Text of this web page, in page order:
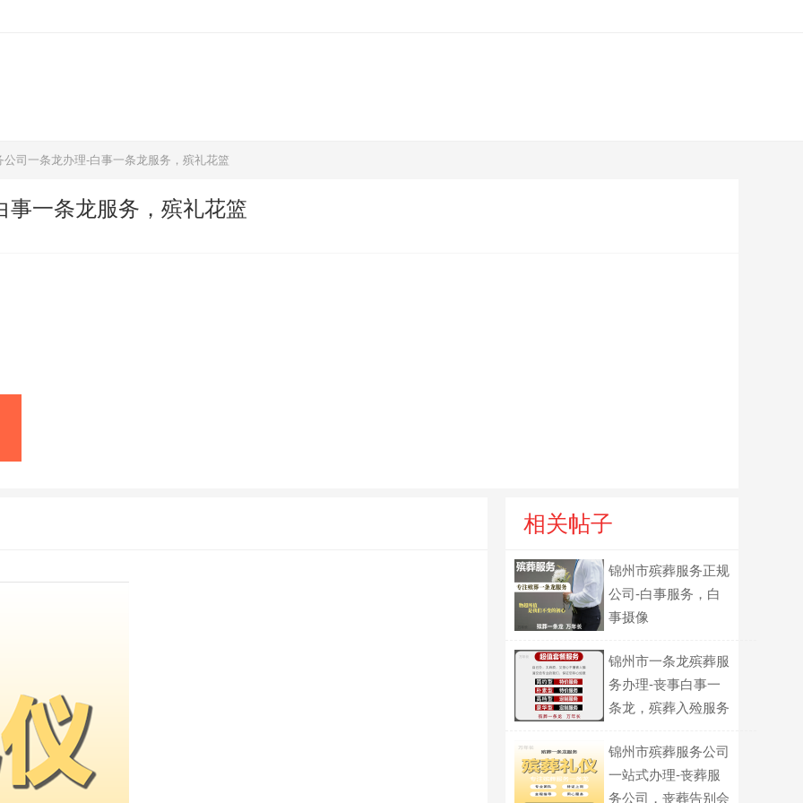
公司一条龙办理-白事一条龙服务，殡礼花篮
事一条龙服务，殡礼花篮
相关帖子
锦州市殡葬服务正规
公司-白事服务，白
事摄像
锦州市一条龙殡葬服
务办理-丧事白事一
条龙，殡葬入殓服务
锦州市殡葬服务公司
一站式办理-丧葬服
务公司，丧葬告别会